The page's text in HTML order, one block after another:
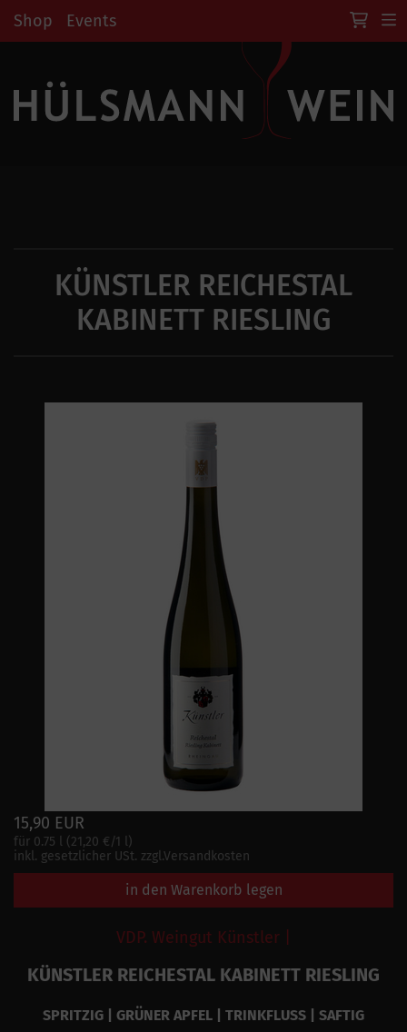
Shop Events
KÜNSTLER REICHESTAL
KABINETT RIESLING
15,90 EUR
für 0.75 l (21,20 €/1 l)
inkl. gesetzlicher USt. zzgl.Versandkosten
in den Warenkorb legen
VDP. Weingut Künstler |
KÜNSTLER REICHESTAL KABINETT RIESLING
SPRITZIG | GRÜNER APFEL | TRINKFLUSS | SAFTIG